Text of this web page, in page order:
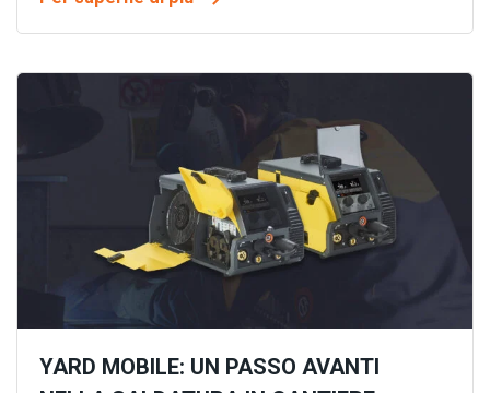
YARD MOBILE: UN PASSO AVANTI